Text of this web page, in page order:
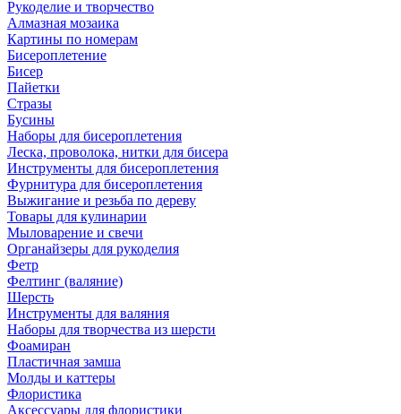
Рукоделие и творчество
Алмазная мозаика
Картины по номерам
Бисероплетение
Бисер
Пайетки
Стразы
Бусины
Наборы для бисероплетения
Леска, проволока, нитки для бисера
Инструменты для бисероплетения
Фурнитура для бисероплетения
Выжигание и резьба по дереву
Товары для кулинарии
Мыловарение и свечи
Органайзеры для рукоделия
Фетр
Фелтинг (валяние)
Шерсть
Инструменты для валяния
Наборы для творчества из шерсти
Фоамиран
Пластичная замша
Молды и каттеры
Флористика
Аксессуары для флористики